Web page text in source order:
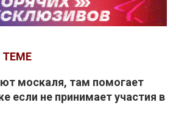
москаля, там помогает
если не принимает участия в